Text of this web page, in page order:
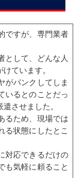
ですが、専門業者
として、どんな人
ています。
がパンクしてしま
いるとのことだっ
させました。
るため、現場では
る状態にしたとこ
対応できるだけの
も気軽に頼ること